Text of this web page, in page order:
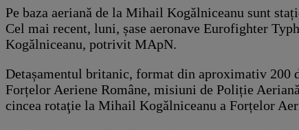
Pe baza aeriană de la Mihail Kogălniceanu sunt
Cel mai recent, luni, șase aeronave Eurofighter
Kogălniceanu, potrivit MApN.
Detașamentul britanic, format din aproximativ
Forțelor Aeriene Române, misiuni de Poliție
cincea rotaţie la Mihail Kogălniceanu a Forțelor